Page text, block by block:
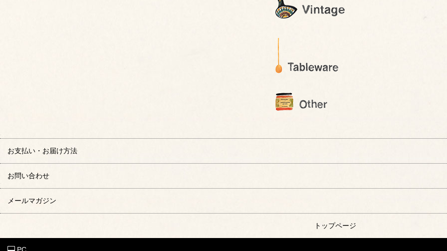
お支払い・お届け方法
お問い合わせ
メールマガジン
トップページ